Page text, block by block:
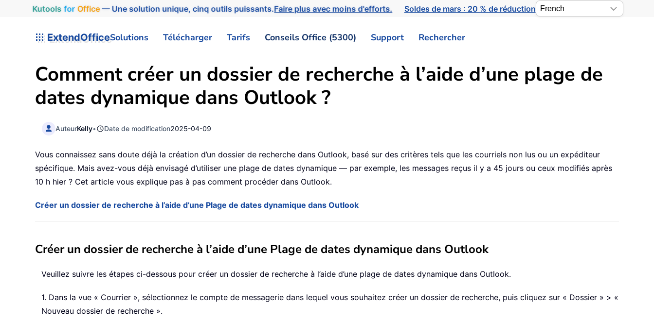
Kutools for Office— Une solution unique, cinq outils puissants.Faire plus avec moins d'efforts. Soldes de mars : 20 % de réduction
ExtendOfficeSolutions Télécharger Tarifs Conseils Office (5300) Support Rechercher
Comment créer un dossier de recherche à l’aide d’une plage de
dates dynamique dans Outlook ?
AuteurKelly• Date de modification2025-04-09
Vous connaissez sans doute déjà la création d’un dossier de recherche dans Outlook, basé sur des critères tels que les courriels non lus ou un expéditeur
spécifique. Mais avez-vous déjà envisagé d’utiliser une plage de dates dynamique — par exemple, les messages reçus il y a 45 jours ou ceux modifiés après
10 h hier ? Cet article vous explique pas à pas comment procéder dans Outlook.
Créer un dossier de recherche à l’aide d’une Plage de dates dynamique dans Outlook
Créer un dossier de recherche à l’aide d’une Plage de dates dynamique dans Outlook
Veuillez suivre les étapes ci-dessous pour créer un dossier de recherche à l’aide d’une plage de dates dynamique dans Outlook.
1. Dans la vue « Courrier », sélectionnez le compte de messagerie dans lequel vous souhaitez créer un dossier de recherche, puis cliquez sur « Dossier » > «
Nouveau dossier de recherche ».